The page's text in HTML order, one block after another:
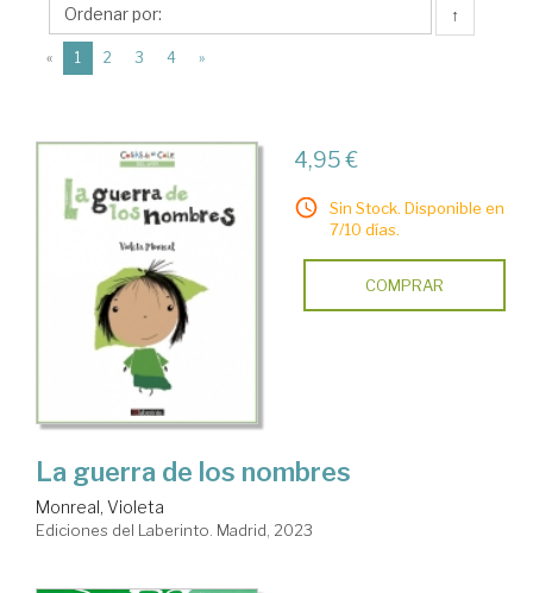
del
Laberinto
↑
« 1 (current)
2 3 4 »
4,95 €
Sin Stock. Disponible en
7/10 días.
COMPRAR
La guerra de los nombres
Monreal, Violeta
Ediciones del Laberinto. Madrid, 2023